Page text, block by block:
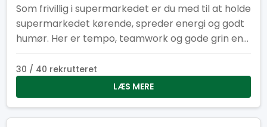
Som frivillig i supermarkedet er du med til at holde
supermarkedet kørende, spreder energi og godt
humør. Her er tempo, teamwork og gode grin en
hylderne er fyldt med energi om formiddagen og
30 / 40 rekrutteret
LÆS MERE